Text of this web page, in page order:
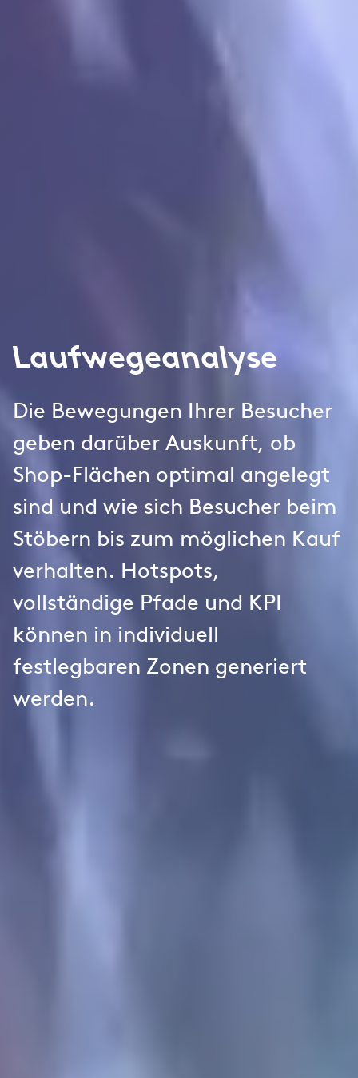
Laufwegeanalyse
Die Bewegungen Ihrer Besucher
geben darüber Auskunft, ob
Shop-Flächen optimal angelegt
sind und wie sich Besucher beim
Stöbern bis zum möglichen Kauf
verhalten. Hotspots,
vollständige Pfade und KPI
können in individuell
festlegbaren Zonen generiert
werden.